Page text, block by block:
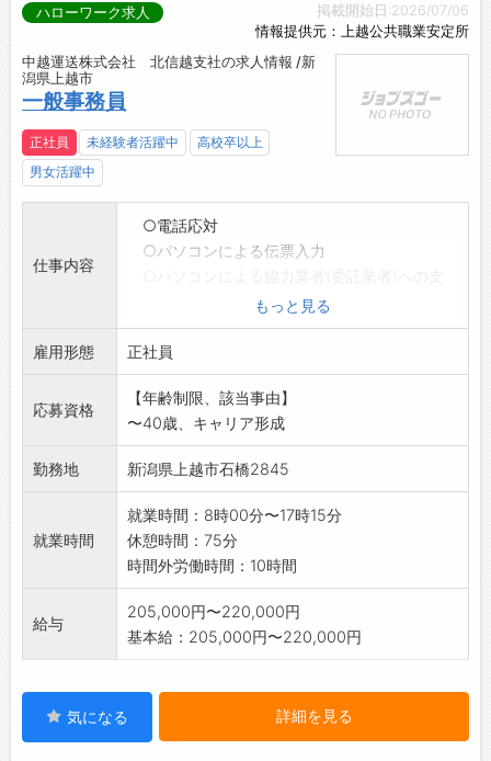
掲載開始日:2026/07/06
情報提供元：上越公共職業安定所
ハローワーク求人
中越運送株式会社 北信越支社の求人情報 /新
潟県上越市
一般事務員
正社員 未経験者活躍中
高校卒以上
男女活躍中
仕事内容
○電話応対
○パソコンによる伝票入力
(金融機関への振込処理はありません)
◆パソコン業務はフォーマットへの文字、数字
入力程度です。
【働きやすい職場認証事業者】
もっと見る
雇用形態 正社員
応募資格
【年齢制限、該当事由】
〜40歳、キャリア形成
勤務地 新潟県上越市石橋2845
就業時間
就業時間：8時00分〜17時15分
休憩時間：75分
時間外労働時間：10時間
給与
205,000円〜220,000円
基本給：205,000円〜220,000円
気になる 詳細を見る